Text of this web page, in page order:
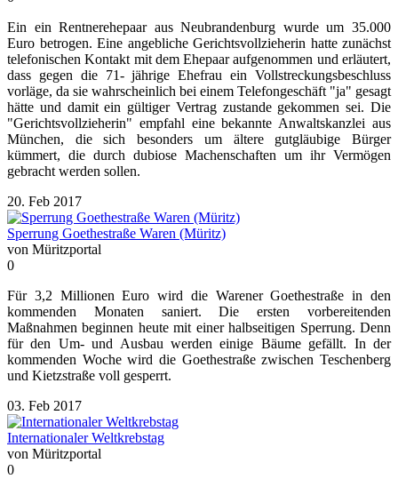
Ein ein Rentnerehepaar aus Neubrandenburg wurde um 35.000
Euro betrogen. Eine angebliche Gerichtsvollzieherin hatte zunächst
telefonischen Kontakt mit dem Ehepaar aufgenommen und erläutert,
dass gegen die 71- jährige Ehefrau ein Vollstreckungsbeschluss
vorläge, da sie wahrscheinlich bei einem Telefongeschäft "ja" gesagt
hätte und damit ein gültiger Vertrag zustande gekommen sei. Die
"Gerichtsvollzieherin" empfahl eine bekannte Anwaltskanzlei aus
München, die sich besonders um ältere gutgläubige Bürger
kümmert, die durch dubiose Machenschaften um ihr Vermögen
gebracht werden sollen.
20. Feb 2017
Sperrung Goethestraße Waren (Müritz)
von Müritzportal
0
Für 3,2 Millionen Euro wird die Warener Goethestraße in den
kommenden Monaten saniert. Die ersten vorbereitenden
Maßnahmen beginnen heute mit einer halbseitigen Sperrung. Denn
für den Um- und Ausbau werden einige Bäume gefällt. In der
kommenden Woche wird die Goethestraße zwischen Teschenberg
und Kietzstraße voll gesperrt.
03. Feb 2017
Internationaler Weltkrebstag
von Müritzportal
0